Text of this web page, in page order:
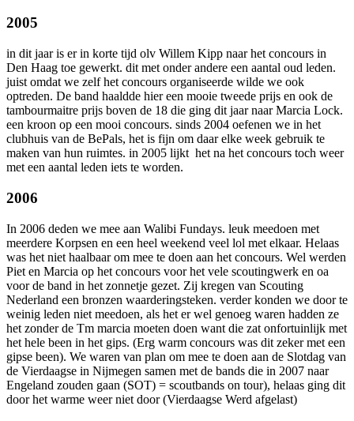
2005
in dit jaar is er in korte tijd olv Willem Kipp naar het concours in
Den Haag toe gewerkt. dit met onder andere een aantal oud leden.
juist omdat we zelf het concours organiseerde wilde we ook
optreden. De band haaldde hier een mooie tweede prijs en ook de
tambourmaitre prijs boven de 18 die ging dit jaar naar Marcia Lock.
een kroon op een mooi concours. sinds 2004 oefenen we in het
clubhuis van de BePals, het is fijn om daar elke week gebruik te
maken van hun ruimtes. in 2005 lijkt het na het concours toch weer
met een aantal leden iets te worden.
2006
In 2006 deden we mee aan Walibi Fundays. leuk meedoen met
meerdere Korpsen en een heel weekend veel lol met elkaar. Helaas
was het niet haalbaar om mee te doen aan het concours. Wel werden
Piet en Marcia op het concours voor het vele scoutingwerk en oa
voor de band in het zonnetje gezet. Zij kregen van Scouting
Nederland een bronzen waarderingsteken. verder konden we door te
weinig leden niet meedoen, als het er wel genoeg waren hadden ze
het zonder de Tm marcia moeten doen want die zat onfortuinlijk met
het hele been in het gips. (Erg warm concours was dit zeker met een
gipse been). We waren van plan om mee te doen aan de Slotdag van
de Vierdaagse in Nijmegen samen met de bands die in 2007 naar
Engeland zouden gaan (SOT) = scoutbands on tour), helaas ging dit
door het warme weer niet door (Vierdaagse Werd afgelast)